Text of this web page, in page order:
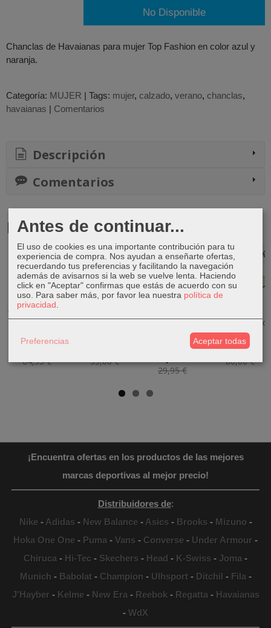
No Disponible
Chanclas de Havaianas para mujer Top Fashion en color azul y
naranja.
Categoría: MUJER | Tags: mujer calzado verano chanclas
havaianas | Comentarios
Descripción
Comentarios
Productos Relacionados
-42 %
Vestido Puma
TeamLIGA
37,95 €
64,95 €
-11 %
Chiruca DAKAR
55,00 €
-33 %
Havaianas
Flash Urban
29,95 €
-25 %
Adidas Grand
Court 2.0...
59,90 €
80,00 €
¡Encuentra ofertas en los productos de las mejores
marcas deportivas al mejor precio!
Distribuidores de:
Nike- Adidas- New Balance- Asics- Brooks- Mizuno-
Hoka One One - Puma - Vans - Converse - Under Armour -
Chiruca - Hi-Tec - Skechers - Head - K-Swiss - Joma -
Munich - Babolat- Champion - Ulhsport- Ditchil - Fila -
J'Hayber- Kelme- New Era - Reebok- Regatta - Havaianas
- WdX
Antes de continuar...
El uso de cookies es una importante contribución para tu
experiencia de compra. Nos ayudan a enseñarte ofertas,
recuerdando tus preferencias y facilitando la navegación
además de avisarnos si la web se vuelve lenta. Haciendo
click en "Aceptar" confirmas que estás de acuerdo con su
uso. Para saber más, por favor lea nuestra política de
privacidad
Preferencias Aceptar todas